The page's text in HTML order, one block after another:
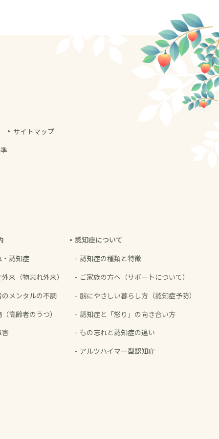
サイトマップ
・認知症
来 （物忘れ外来）
メンタルの不調
（高齢者のうつ）
害
認知症について
認知症の種類と特徴
ご家族の方へ （サポートについて）
脳にやさしい暮らし方 （認知症予防）
認知症と「怒り」の向き合い方
もの忘れと認知症の違い
アルツハイマー型認知症